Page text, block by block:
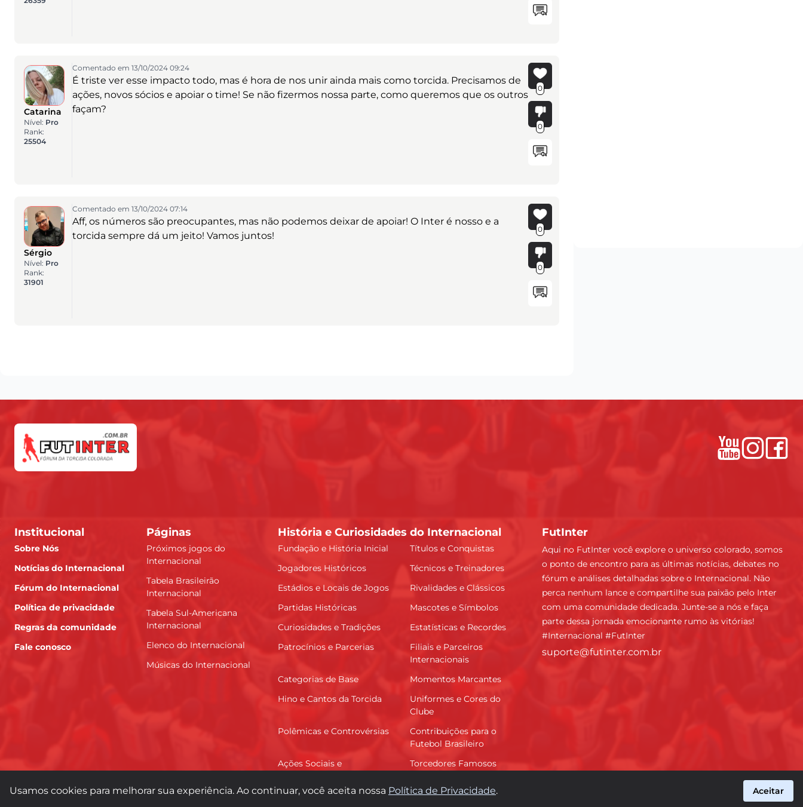
Catarina
Nível: Pro
Rank:
25504
Comentado em 13/10/2024 09:24
É triste ver esse impacto todo, mas é hora de nos unir ainda mais como torcida. Precisamos de
ações, novos sócios e apoiar o time! Se não fizermos nossa parte, como queremos que os outros
façam?
0
0
Sérgio
Nível: Pro
Rank:
31901
Comentado em 13/10/2024 07:14
Aff, os números são preocupantes, mas não podemos deixar de apoiar! O Inter é nosso e a
torcida sempre dá um jeito! Vamos juntos!
0
0
Institucional
Sobre Nós
Notícias do Internacional
Fórum do Internacional
Política de privacidade
Regras da comunidade
Fale conosco
Páginas
Próximos jogos do
Internacional
Tabela Brasileirão
Internacional
Tabela Sul-Americana
Internacional
Elenco do Internacional
Músicas do Internacional
História e Curiosidades do Internacional
Fundação e História Inicial
Títulos e Conquistas
Jogadores Históricos
Técnicos e Treinadores
Estádios e Locais de Jogos
Rivalidades e Clássicos
Partidas Históricas
Mascotes e Símbolos
Curiosidades e Tradições
Estatísticas e Recordes
Patrocínios e Parcerias
Filiais e Parceiros
Internacionais
Categorias de Base
Momentos Marcantes
Hino e Cantos da Torcida
Uniformes e Cores do
Clube
Polêmicas e Controvérsias
Contribuições para o
Futebol Brasileiro
Ações Sociais e
Torcedores Famosos
FutInter
Aqui no FutInter você explore o universo colorado, somos
o ponto de encontro para as últimas notícias, debates no
fórum e análises detalhadas sobre o Internacional. Não
perca nenhum lance e compartilhe sua paixão pelo Inter
com uma comunidade dedicada. Junte-se a nós e faça
parte dessa jornada emocionante rumo às vitórias!
#Internacional #FutInter
suporte@futinter.com.br
© 2026 FutInter. Todos os direitos reservados.
Usamos cookies para melhorar sua experiência. Ao continuar, você aceita nossa Política de Privacidade. Aceitar